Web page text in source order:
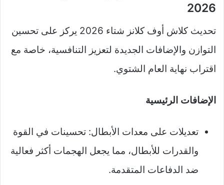
2026
تحديث كلاش أوف كلانز شتاء 2026 يركز على تحسين
التوازن والإضافات الجديدة لتعزيز التنافسية، خاصة مع
اقتراب نهاية العام الشتوي.​​
الإضافات الرئيسية
تعديلات على معدات الأبطال: تحسينات في القوة
والقدرات للأبطال، مما يجعل الهجمات أكثر فعالية
ضد الدفاعات المتقدمة.